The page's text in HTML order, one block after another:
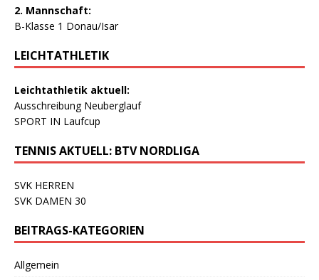
2. Mannschaft:
B-Klasse 1 Donau/Isar
LEICHTATHLETIK
Leichtathletik aktuell:
Ausschreibung Neuberglauf
SPORT IN Laufcup
TENNIS AKTUELL: BTV NORDLIGA
SVK HERREN
SVK DAMEN 30
BEITRAGS-KATEGORIEN
Allgemein